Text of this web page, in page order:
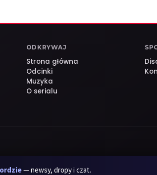
— newsy, dropy i czat.
ODKRYWAJ
Strona główna
Odcinki
Muzyka
O serialu